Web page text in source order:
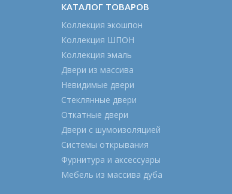
КАТАЛОГ ТОВАРОВ
Коллекция экошпон
Коллекция ШПОН
Коллекция эмаль
Двери из массива
Невидимые двери
Стеклянные двери
Откатные двери
Двери с шумоизоляцией
Системы открывания
Фурнитура и аксессуары
Мебель из массива дуба